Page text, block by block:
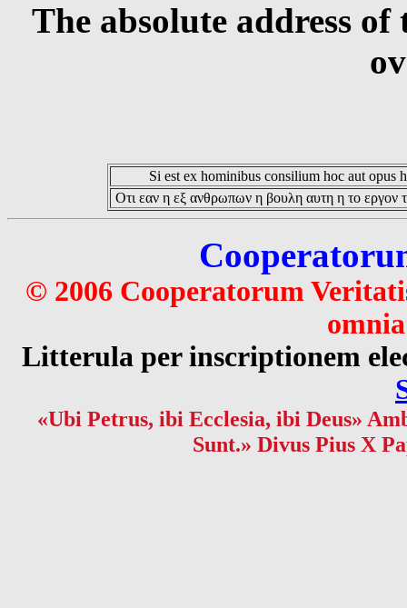
The absolute address
Si est ex hominibus consilium hoc aut opus
Οτι εαν η εξ ανθρωπων η βουλη αυτη η το εργον
© 2006 Cooperatorum
Litterula per inscriptionem
«Ubi Petrus, ibi Ecclesia, ibi Deus»
Sunt.» Divus Pius X